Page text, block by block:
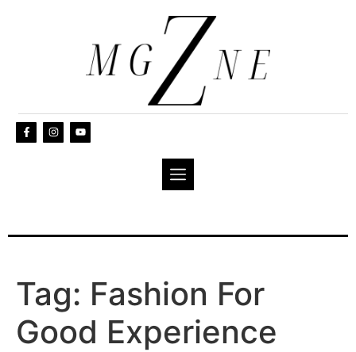
Tag: Fashion For
Good Experience